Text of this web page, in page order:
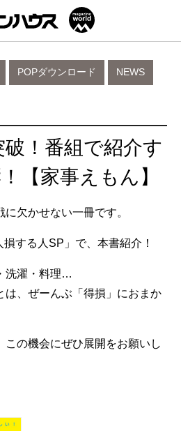
NEWS
POPダウンロード
！番組で紹介す
【家事えもん】
欠かせない一冊です。
する人SP」で、本書紹介！
洗濯・料理…
は、ぜーんぶ「得損」におまか
この機会にぜひ展開をお願いし